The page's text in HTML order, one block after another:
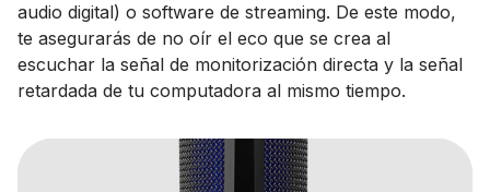
audio digital) o software de streaming. De este modo,
te asegurarás de no oír el eco que se crea al
escuchar la señal de monitorización directa y la señal
retardada de tu computadora al mismo tiempo.